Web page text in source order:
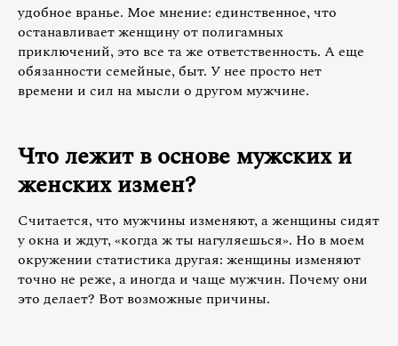
удобное вранье. Мое мнение: единственное, что
останавливает женщину от полигамных
приключений, это все та же ответственность. А еще
обязанности семейные, быт. У нее просто нет
времени и сил на мысли о другом мужчине.
Что лежит в основе мужских и
женских измен?
Считается, что мужчины изменяют, а женщины сидят
у окна и ждут, «когда ж ты нагуляешься». Но в моем
окружении статистика другая: женщины изменяют
точно не реже, а иногда и чаще мужчин. Почему они
это делает? Вот возможные причины.